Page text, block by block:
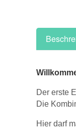
Der erste
Die
Hier darf